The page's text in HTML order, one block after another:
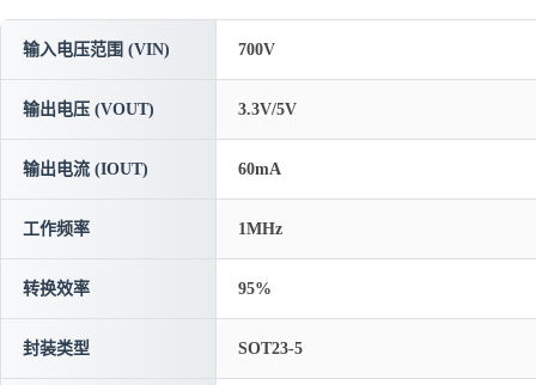
输入电压范围 (VIN) 700V
输出电压 (VOUT) 3.3V/5V
输出电流 (IOUT) 60mA
工作频率 1MHz
转换效率 95%
封装类型 SOT23-5